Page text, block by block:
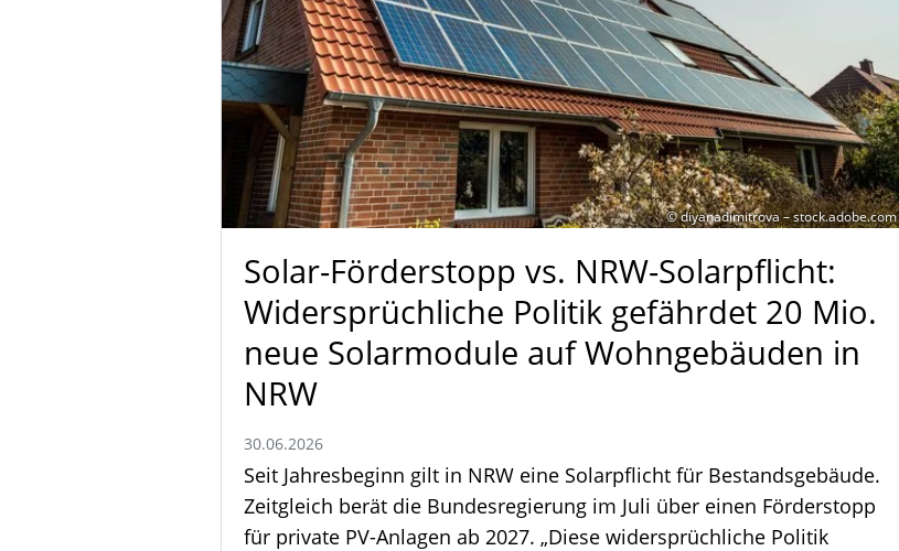
© diyanadimitrova – stock.adobe.com
Solar-Förderstopp vs. NRW-Solarpflicht:
Widersprüchliche Politik gefährdet 20 Mio.
neue Solarmodule auf Wohngebäuden in
NRW
30.06.2026
Seit Jahresbeginn gilt in NRW eine Solarpflicht für Bestandsgebäude.
Zeitgleich berät die Bundesregierung im Juli über einen Förderstopp
für private PV-Anlagen ab 2027. „Diese widersprüchliche Politik